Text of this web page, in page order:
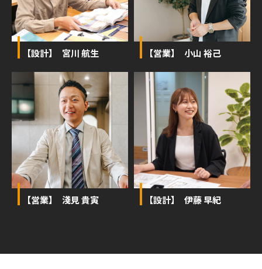
【設計】 宮川 航生 【営業】 小山 裕己
【営業】 淺見 貴寅 【設計】 伊藤 早紀